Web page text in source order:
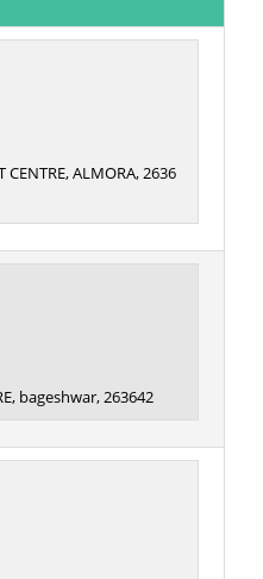
CENTRE, ALMORA, 2636
bageshwar, 263642